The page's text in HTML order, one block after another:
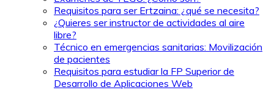
Requisitos para ser Ertzaina: ¿qué se necesita?
¿Quieres ser instructor de actividades al aire
libre?
Técnico en emergencias sanitarias: Movilización
de pacientes
Requisitos para estudiar la FP Superior de
Desarrollo de Aplicaciones Web